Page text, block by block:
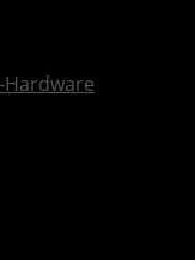
Hardware